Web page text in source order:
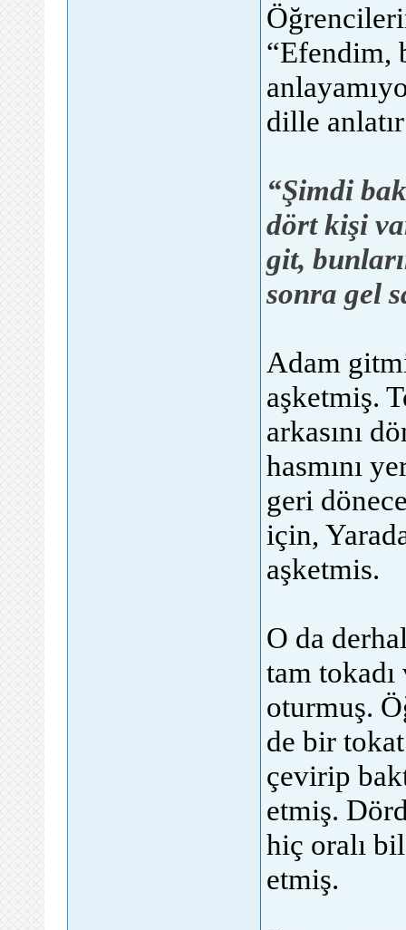
“Efendim,
dille anlatır
“Şimdi
dört kişi
git,
sonra gel
Adam
aşketmiş.
arkasını
hasmını
geri
için,
aşketmis.
O da
tam
oturmuş.
de bir
çevirip
etmiş.
hiç oralı
etmiş.